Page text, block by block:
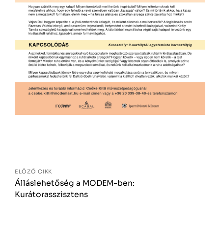
ELŐZŐ CIKK
Álláslehetőség a MODEM-ben:
Kurátorasszisztens